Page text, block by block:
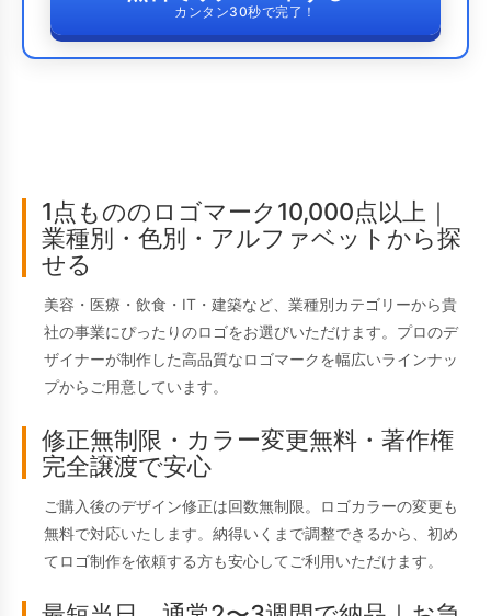
カンタン30秒で完了！
1点もののロゴマーク10,000点以上｜
業種別・色別・アルファベットから探
せる
美容・医療・飲食・IT・建築など、業種別カテゴリーから貴
社の事業にぴったりのロゴをお選びいただけます。プロのデ
ザイナーが制作した高品質なロゴマークを幅広いラインナッ
プからご用意しています。
修正無制限・カラー変更無料・著作権
完全譲渡で安心
ご購入後のデザイン修正は回数無制限。ロゴカラーの変更も
無料で対応いたします。納得いくまで調整できるから、初め
てロゴ制作を依頼する方も安心してご利用いただけます。